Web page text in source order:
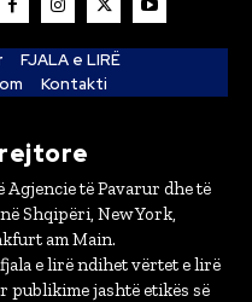
FJALA e LIRË
Kontakti
Agjencie të Pavarur dhe të
Shqipëri, New York,
am Main.
e lirë ndihet vërtet e lirë
jashtë etikës së